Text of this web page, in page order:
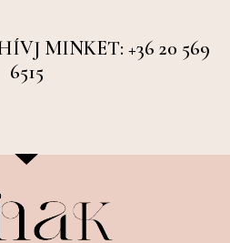
MINKET: +36 20 569
6515